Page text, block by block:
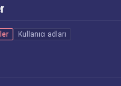
Kullanıcı adları